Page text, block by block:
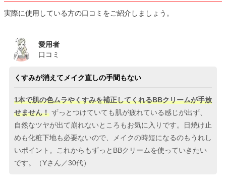
実際に使用している方の口コミをご紹介しましょう。
愛用者
口コミ
くすみが消えてメイク直しの手間もない
1本で肌の色ムラやくすみを補正してくれるBBクリームが手放
せません！ ずっとつけていても肌が疲れている感じが出ず、
自然なツヤが出て崩れないところもお気に入りです。日焼け止
めも化粧下地も必要ないので、メイクの時短になるのもうれし
いポイント。これからもずっとBBクリームを使っていきたい
です。（Yさん／30代）